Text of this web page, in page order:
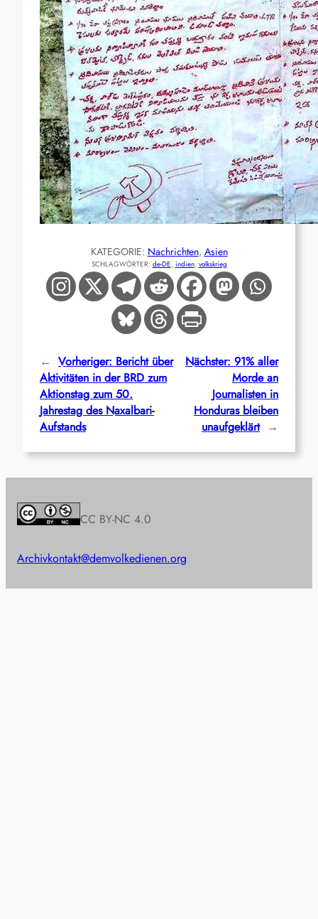
KATEGORIE: Nachrichten, Asien
SCHLAGWÖRTER: de-DE, indien, volkskrieg
← Vorheriger: Bericht über
Aktivitäten in der BRD zum
Aktionstag zum 50.
Jahrestag des Naxalbari-
Aufstands
Nächster: 91% aller
Morde an
Journalisten in
Honduras bleiben
unaufgeklärt →
CC BY-NC 4.0
Archivkontakt@demvolkedienen.org